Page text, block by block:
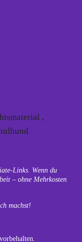
Links. Wenn du
– ohne Mehrkosten
machst!